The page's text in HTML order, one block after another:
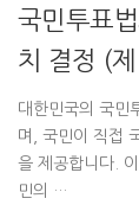
국민투표
치 결정 (
대한민국의 국민
며, 국민이 직접
을 제공합니다.
민의 …